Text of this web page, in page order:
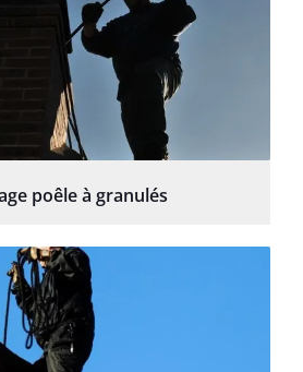
poêle à granulés